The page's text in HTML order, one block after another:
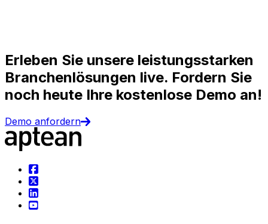
Erleben Sie unsere leistungsstarken
Branchenlösungen live. Fordern Sie
noch heute Ihre kostenlose Demo an!
Demo anfordern